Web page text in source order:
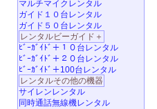
マルチマイクレンタル
ガイド１０台レンタル
ガイド５０台レンタル
レンタルビーガイド＋
ﾋﾞｰｶﾞｲﾄﾞ＋１０台レンタル
ﾋﾞｰｶﾞｲﾄﾞ＋２０台レンタル
ﾋﾞｰｶﾞｲﾄﾞ＋100台レンタル
レンタルその他の機器
サイレンレンタル
同時通話無線機レンタル